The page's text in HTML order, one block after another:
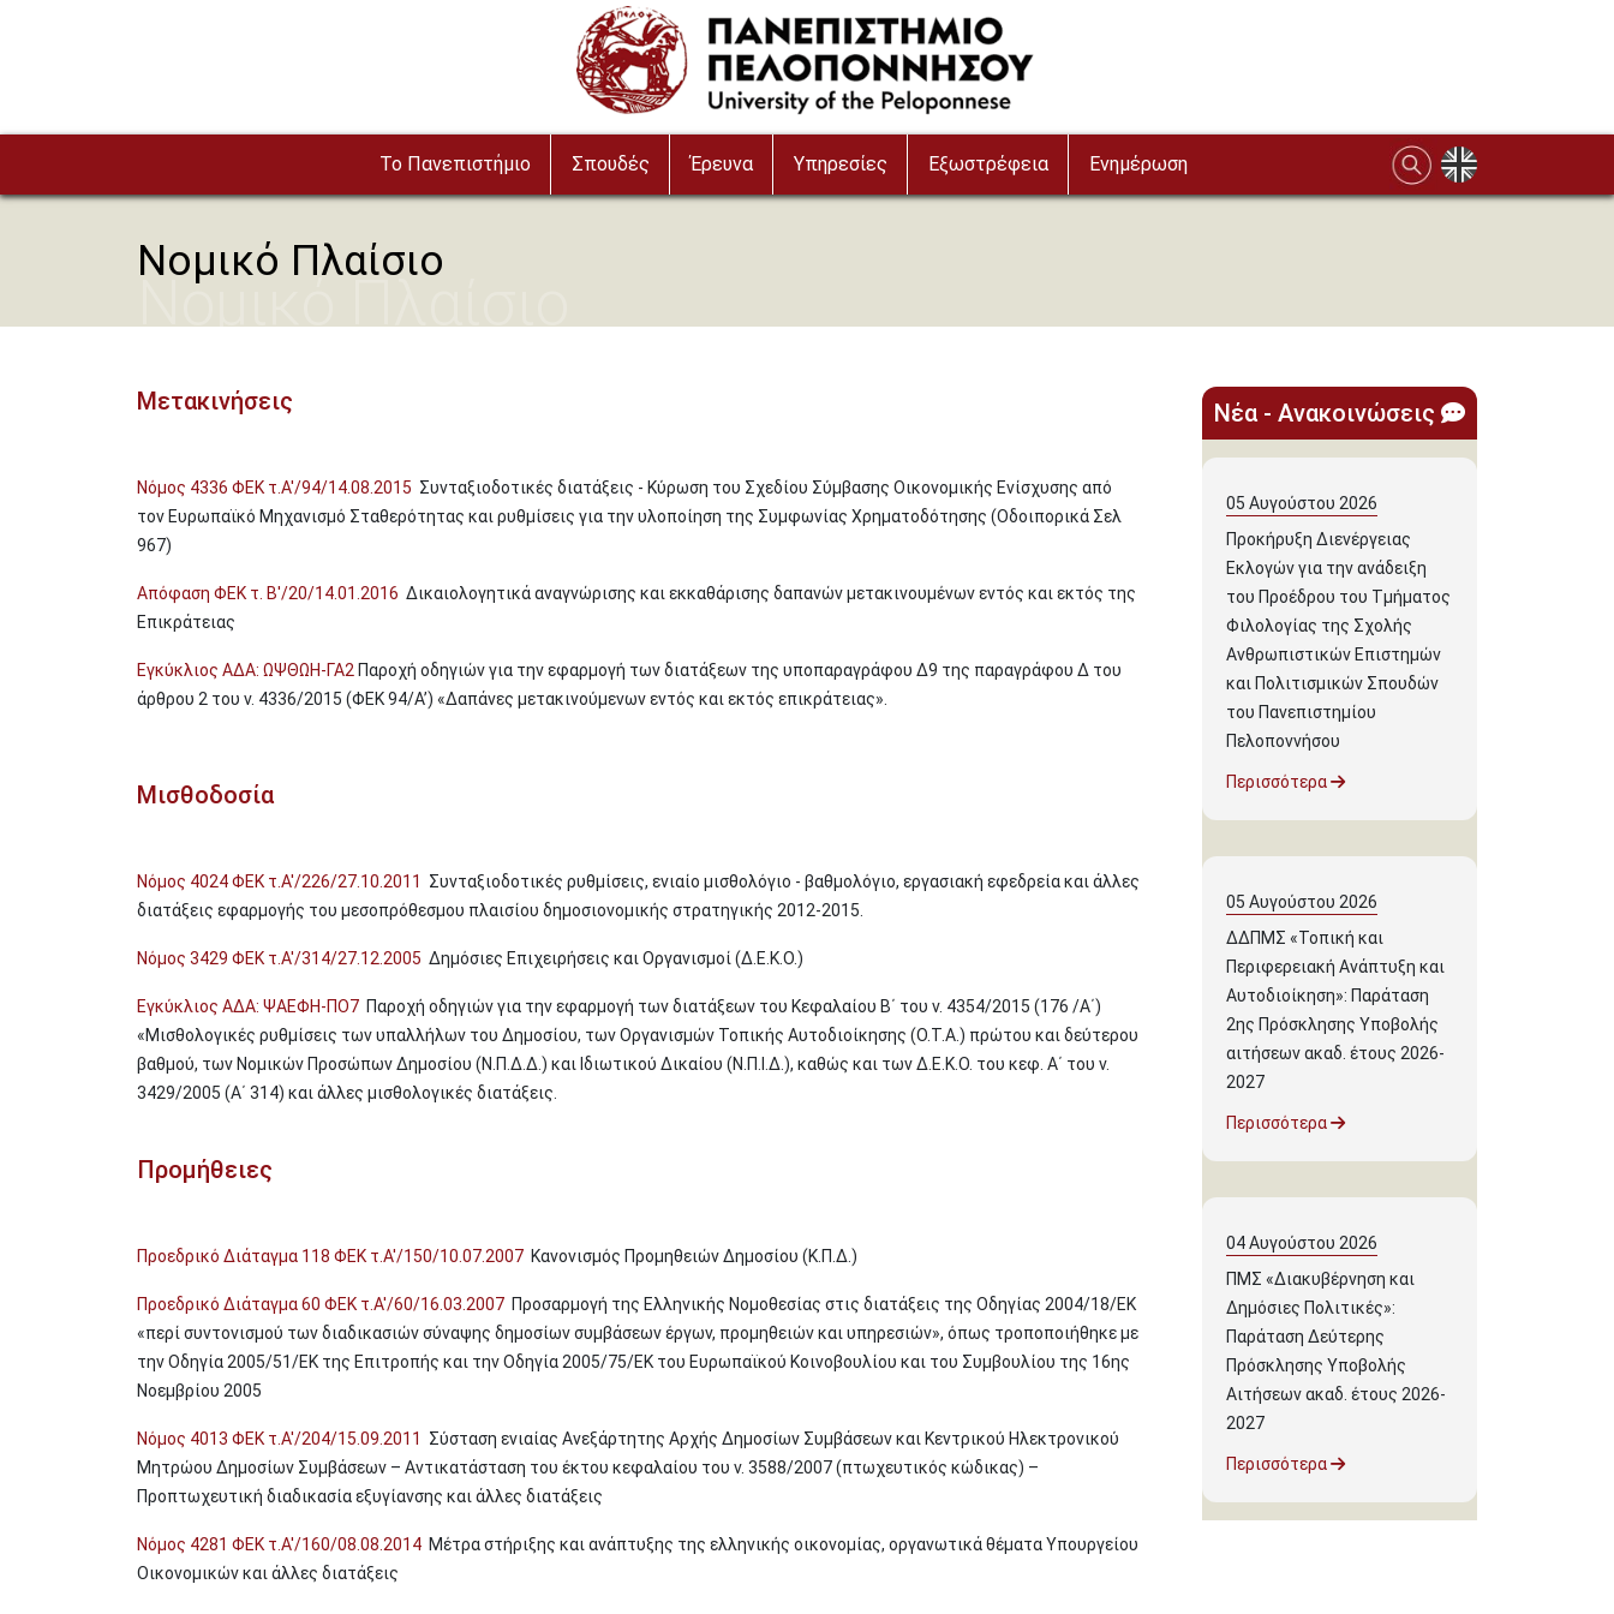
To Πανεπιστήμιο Σπουδές Έρευνα Υπηρεσίες Εξωστρέφεια Ενημέρωση
Νομικό Πλαίσιο
Νομικό Πλαίσιο
Μετακινήσεις
Νόμος 4336 ΦΕΚ τ.Α'/94/14.08.2015 Συνταξιοδοτικές διατάξεις - Κύρωση του Σχεδίου Σύμβασης Οικονομικής Ενίσχυσης από
τον Ευρωπαϊκό Μηχανισμό Σταθερότητας και ρυθμίσεις για την υλοποίηση της Συμφωνίας Χρηματοδότησης (Οδοιπορικά Σελ
967)
Απόφαση ΦΕΚ τ. Β'/20/14.01.2016 Δικαιολογητικά αναγνώρισης και εκκαθάρισης δαπανών μετακινουμένων εντός και εκτός της
Επικράτειας
Εγκύκλιος ΑΔΑ: ΩΨΘΩΗ-ΓΑ2 Παροχή οδηγιών για την εφαρμογή των διατάξεων της υποπαραγράφου Δ9 της παραγράφου Δ του
άρθρου 2 του ν. 4336/2015 (ΦΕΚ 94/Α’) «Δαπάνες μετακινούμενων εντός και εκτός επικράτειας».
Μισθοδοσία
Νόμος 4024 ΦΕΚ τ.Α'/226/27.10.2011
Συνταξιοδοτικές ρυθμίσεις, ενιαίο μισθολόγιο - βαθμολόγιο, εργασιακή εφεδρεία και άλλες
διατάξεις εφαρμογής του μεσοπρόθεσμου πλαισίου δημοσιονομικής στρατηγικής 2012-2015.
Νόμος 3429 ΦΕΚ τ.Α'/314/27.12.2005 Δημόσιες Επιχειρήσεις και Οργανισμοί (Δ.Ε.Κ.Ο.)
Εγκύκλιος ΑΔΑ: ΨΑΕΦΗ-ΠΟ7 Παροχή οδηγιών για την εφαρμογή των διατάξεων του Κεφαλαίου Β΄ του ν. 4354/2015 (176 /Α΄)
«Μισθολογικές ρυθμίσεις των υπαλλήλων του Δημοσίου, των Οργανισμών Τοπικής Αυτοδιοίκησης (Ο.Τ.Α.) πρώτου και δεύτερου
βαθμού, των Νομικών Προσώπων Δημοσίου (Ν.Π.Δ.Δ.) και Ιδιωτικού Δικαίου (Ν.Π.Ι.Δ.), καθώς και των Δ.Ε.Κ.Ο. του κεφ. Α΄ του ν.
3429/2005 (Α΄ 314) και άλλες μισθολογικές διατάξεις.
Προμήθειες
Προεδρικό Διάταγμα 118 ΦΕΚ τ.Α'/150/10.07.2007 Κανονισμός Προμηθειών Δημοσίου (Κ.Π.Δ.)
Προεδρικό Διάταγμα 60 ΦΕΚ τ.Α'/60/16.03.2007 Προσαρμογή της Ελληνικής Νομοθεσίας στις διατάξεις της Οδηγίας 2004/18/ΕΚ
«περί συντονισμού των διαδικασιών σύναψης δημοσίων συμβάσεων έργων, προμηθειών και υπηρεσιών», όπως τροποποιήθηκε με
την Οδηγία 2005/51/ΕΚ της Επιτροπής και την Οδηγία 2005/75/ΕΚ του Ευρωπαϊκού Κοινοβουλίου και του Συμβουλίου της 16ης
Νοεμβρίου 2005
Νόμος 4013 ΦΕΚ τ.Α'/204/15.09.2011
Σύσταση ενιαίας Ανεξάρτητης Αρχής Δημοσίων Συμβάσεων και Κεντρικού Ηλεκτρονικού
Μητρώου Δημοσίων Συμβάσεων – Αντικατάσταση του έκτου κεφαλαίου του ν. 3588/2007 (πτωχευτικός κώδικας) –
Προπτωχευτική διαδικασία εξυγίανσης και άλλες διατάξεις
Νόμος 4281 ΦΕΚ τ.Α'/160/08.08.2014 Μέτρα στήριξης και ανάπτυξης της ελληνικής οικονομίας, οργανωτικά θέματα Υπουργείου
Οικονομικών και άλλες διατάξεις
Νέα - Ανακοινώσεις
05 Αυγούστου 2026
Προκήρυξη Διενέργειας
Εκλογών για την ανάδειξη
του Προέδρου του Τμήματος
Φιλολογίας της Σχολής
Ανθρωπιστικών Επιστημών
και Πολιτισμικών Σπουδών
του Πανεπιστημίου
Πελοποννήσου
Περισσότερα
05 Αυγούστου 2026
ΔΔΠΜΣ «Τοπική και
Περιφερειακή Ανάπτυξη και
Αυτοδιοίκηση»: Παράταση
2ης Πρόσκλησης Υποβολής
αιτήσεων ακαδ. έτους 2026-
2027
Περισσότερα
04Αυγούστου 2026
ΠΜΣ «Διακυβέρνηση και
Δημόσιες Πολιτικές»:
Παράταση Δεύτερης
Πρόσκλησης Υποβολής
Αιτήσεων ακαδ. έτους 2026-
2027
Περισσότερα